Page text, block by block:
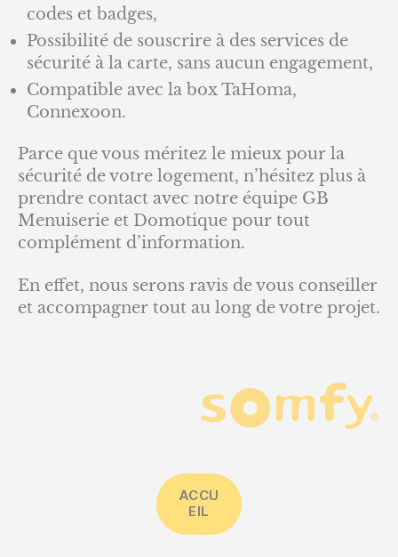
codes et badges,
Possibilité de souscrire à des services de
sécurité à la carte, sans aucun engagement,
Compatible avec la box TaHoma,
Connexoon.
Parce que vous méritez le mieux pour la
sécurité de votre logement, n’hésitez plus à
prendre contact avec notre équipe GB
Menuiserie et Domotique pour tout
complément d’information.
En effet, nous serons ravis de vous conseiller
et accompagner tout au long de votre projet.
ACCU
EIL